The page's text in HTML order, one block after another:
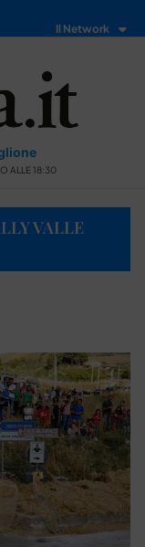
Il Network
ALLE 18:30
VALLE